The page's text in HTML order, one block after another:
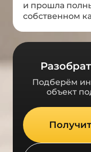
и прошла
собственном
Подберём
объект